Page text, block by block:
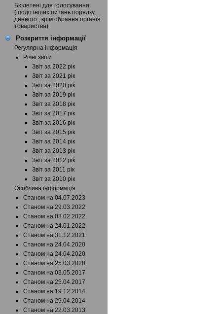
Бюлетені для голосування
(щодо інших питань порядку
денного , крім обрання органів
товариства)
Розкриття інформації
Регулярна інформація
Річні звіти
Звіт за 2022 рік
Звіт за 2021 рік
Звіт за 2020 рік
Звіт за 2019 рік
Звіт за 2018 рік
Звіт за 2017 рік
Звіт за 2016 рік
Звіт за 2015 рік
Звіт за 2014 рік
Звіт за 2013 рік
Звіт за 2012 рік
Звіт за 2011 рік
Звіт за 2010 рік
Особлива інформація
Станом на 04.07.2023
Станом на 29.03.2022
Станом на 03.02.2022
Станом на 24.01.2022
Станом на 31.12.2021
Станом на 24.04.2020
Станом на 24.04.2020
Станом на 25.03.2020
Станом на 03.05.2017
Станом на 25.04.2017
Станом на 19.12.2014
Станом на 29.04.2014
Станом на 22.03.2013